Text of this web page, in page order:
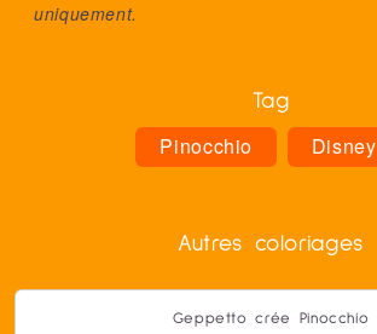
uniquement.
Tag
Pinocchio Disney
Autres coloriages
Geppetto crée Pinocchio